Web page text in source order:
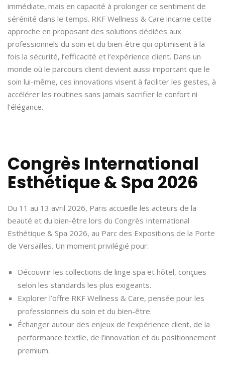
immédiate, mais en capacité à prolonger ce sentiment de
sérénité dans le temps. RKF Wellness & Care incarne cette
approche en proposant des solutions dédiées aux
professionnels du soin et du bien-être qui optimisent à la
fois la sécurité, l’efficacité et l’expérience client. Dans un
monde où le parcours client devient aussi important que le
soin lui-même, ces innovations visent à faciliter les gestes, à
accélérer les routines sans jamais sacrifier le confort ni
l’élégance.
Congrès International
Esthétique & Spa 2026
Du 11 au 13 avril 2026, Paris accueille les acteurs de la
beauté et du bien-être lors du Congrès International
Esthétique & Spa 2026, au Parc des Expositions de la Porte
de Versailles. Un moment privilégié pour:
Découvrir les collections de linge spa et hôtel, conçues
selon les standards les plus exigeants.
Explorer l’offre RKF Wellness & Care, pensée pour les
professionnels du soin et du bien-être.
Échanger autour des enjeux de l’expérience client, de la
performance textile, de l’innovation et du positionnement
premium.